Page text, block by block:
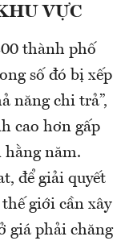
VỰC
thành phố
số đó bị xếp
năng chi trả”,
cao hơn gấp
năm.
để giải quyết
giới cần xây
giá phải chăng